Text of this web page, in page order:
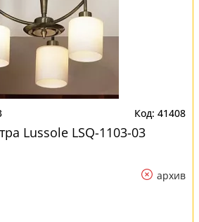
41408
Lussole LSQ-1103-03
архив